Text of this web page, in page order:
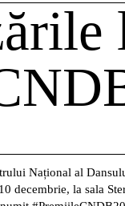
Național al
10 decembrie, la sala